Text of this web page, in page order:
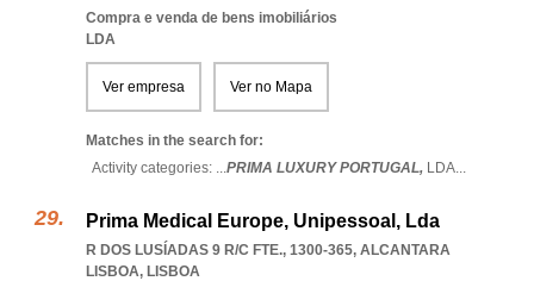
Compra e venda de bens imobiliários
LDA
Ver empresa Ver no Mapa
Matches in the search for:
Activity categories: ...PRIMA LUXURY PORTUGAL, LDA...
Prima Medical Europe, Unipessoal, Lda
R DOS LUSÍADAS 9 R/C FTE., 1300-365, ALCANTARA
LISBOA, LISBOA